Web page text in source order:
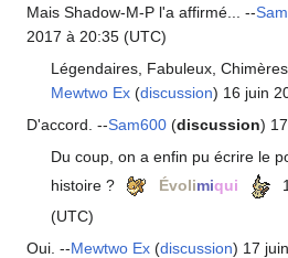
Mais Shadow-M-P l'a affirmé... --
2017 à 20:35 (UTC)
Légendaires, Fabuleux, Chimères
Mewtwo Ex (discussion) 16 juin
D'accord. --Sam600 (discussion)
Du coup, on a enfin pu écrire le
histoire ? Évolimiqui
(UTC)
Oui. --Mewtwo Ex (discussion) 17